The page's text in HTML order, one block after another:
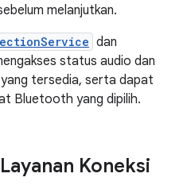
melanjutkan.
dan
status audio dan
tersedia, serta dapat
Bluetooth yang dipilih.
Koneksi